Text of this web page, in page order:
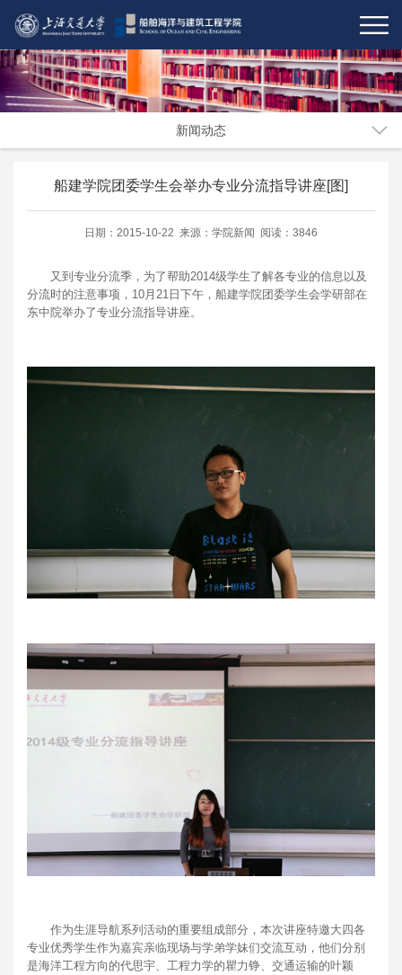
新闻动态
船建学院团委学生会举办专业分流指导讲座[图]
日期：2015-10-22 来源：学院新闻 阅读：3846
又到专业分流季，为了帮助2014级学生了解各专业的信息以及
分流时的注意事项，10月21日下午，船建学院团委学生会学研部在
东中院举办了专业分流指导讲座。
作为生涯导航系列活动的重要组成部分，本次讲座特邀大四各
专业优秀学生作为嘉宾亲临现场与学弟学妹们交流互动，他们分别
是海洋工程方向的代思宇、工程力学的瞿力铮、交通运输的叶颖